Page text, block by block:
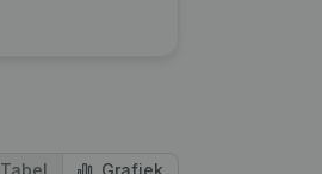
Tabel Grafiek